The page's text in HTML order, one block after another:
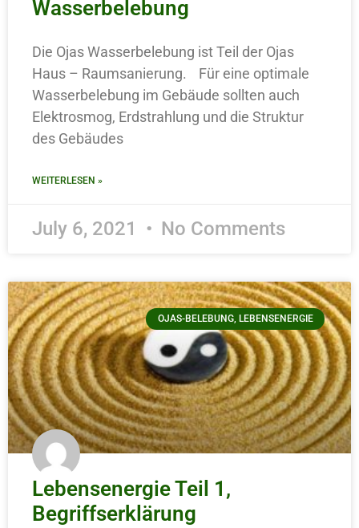
Wasserbelebung
Die Ojas Wasserbelebung ist Teil der Ojas
Haus – Raumsanierung. Für eine optimale
Wasserbelebung im Gebäude sollten auch
Elektrosmog, Erdstrahlung und die Struktur
des Gebäudes
WEITERLESEN »
July 6, 2021 No Comments
OJAS-BELEBUNG, LEBENSENERGIE
Lebensenergie Teil 1,
Begriffserklärung